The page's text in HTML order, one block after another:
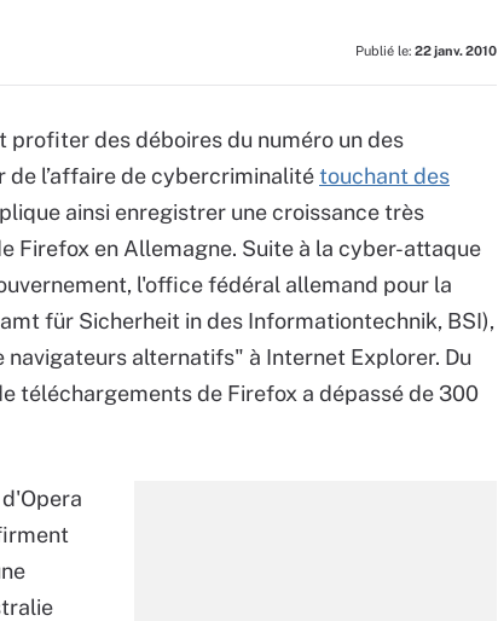
Publié le: 22 janv. 2010
des déboires du numéro un des
l’affaire de cybercriminalitétouchant des
ainsi enregistrer une croissance très
Firefox en Allemagne. Suite à la cyber-attaque
l'office fédéral allemand pour la
für Sicherheit in des Informationtechnik, BSI),
alternatifs" à Internet Explorer. Du
téléchargements de Firefox a dépassé de 300